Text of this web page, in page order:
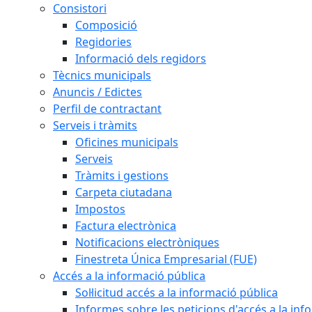
Consistori
Composició
Regidories
Informació dels regidors
Tècnics municipals
Anuncis / Edictes
Perfil de contractant
Serveis i tràmits
Oficines municipals
Serveis
Tràmits i gestions
Carpeta ciutadana
Impostos
Factura electrònica
Notificacions electròniques
Finestreta Única Empresarial (FUE)
Accés a la informació pública
Sol·licitud accés a la informació pública